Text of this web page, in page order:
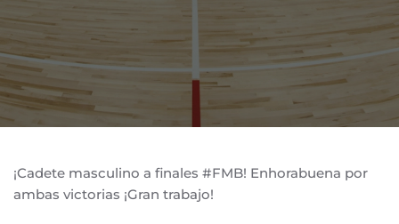
¡Cadete masculino a finales #FMB! Enhorabuena por
ambas victorias ¡Gran trabajo!